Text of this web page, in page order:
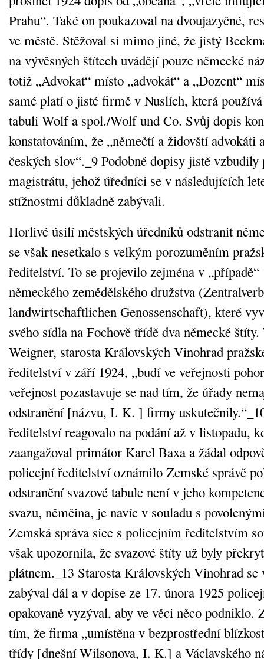
Prahu“. Také on poukazoval na dvoujazyčné,
ve městě. Stěžoval si mimo jiné, že jistý
na vývěsných štítech uvádějí pouze německé
totiž „Advokat“ místo „advokát“ a „Dozent“
samé platí o jisté firmě v Nuslích, která
tabuli Wolf a spol./Wolf und Co. Svůj dopis
konstatováním, že „němečtí a židovští advokáti
českých slov“._9 Podobné dopisy jistě vzbudily
magistrátu, jehož úředníci se v následujících
stížnostmi důkladně zabývali.
Horlivé úsilí městských úředníků odstranit
se však nesetkalo s velkým porozuměním
ředitelství. To se projevilo zejména v „případě“
německého zemědělského družstva
landwirtschaftlichen Genossenschaft), které
svého sídla na Fochově třídě dva německé
Weigner, starosta Královských Vinohrad
ředitelství v září 1924, „budí ve veřejnosti
veřejnost pozastavuje se nad tím, že úřady
odstranění [názvu, I. K. ] firmy
ředitelství reagovalo na podání až v listopadu,
zaangažoval primátor Karel Baxa a žádal
policejní ředitelství oznámilo Zemské správě
odstranění svazové tabule není v jeho
svazu, němčina, je navíc v souladu s
Zemská správa sice s policejním ředitelstvím
však upozornila, že svazové štíty už byly
plátnem._13 Starosta Královských Vinohrad se
zabýval dál a v dopise ze 17. února 1925
opakovaně vyzýval, aby ve věci něco podniklo.
tím, že firma „umístěna v bezprostřední
třídy [dnešní Wilsonova, I. K.] a Václavského